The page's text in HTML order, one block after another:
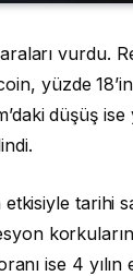
vurdu.
yüzde
düşüş ise
tarihi
ise 4